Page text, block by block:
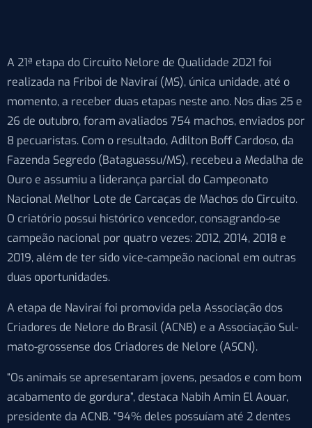
A 21ª etapa do Circuito Nelore de Qualidade 2021 foi
realizada na Friboi de Naviraí (MS), única unidade, até o
momento, a receber duas etapas neste ano. Nos dias 25 e
26 de outubro, foram avaliados 754 machos, enviados por
8 pecuaristas. Com o resultado, Adilton Boff Cardoso, da
Fazenda Segredo (Bataguassu/MS), recebeu a Medalha de
Ouro e assumiu a liderança parcial do Campeonato
Nacional Melhor Lote de Carcaças de Machos do Circuito.
O criatório possui histórico vencedor, consagrando-se
campeão nacional por quatro vezes: 2012, 2014, 2018 e
2019, além de ter sido vice-campeão nacional em outras
duas oportunidades.
A etapa de Naviraí foi promovida pela Associação dos
Criadores de Nelore do Brasil (ACNB) e a Associação Sul-
mato-grossense dos Criadores de Nelore (ASCN).
“Os animais se apresentaram jovens, pesados e com bom
acabamento de gordura”, destaca Nabih Amin El Aouar,
presidente da ACNB. “94% deles possuíam até 2 dentes